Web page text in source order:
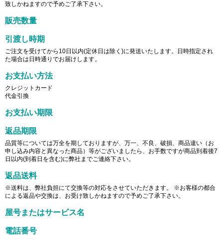
致しかねますので予めご了承下さい。
販売数量
引渡し時期
ご注文を受けてから10日以内(定休日は除く)に発送いたします。日時指定され
た場合は日時通りでお届けします。
お支払い方法
クレジットカード
代金引換
お支払い期限
返品期限
品質等については万全を期しておりますが、万一、不良、破損、商品違い（お
申し込み内容と異なった商品）等がございましたら、お手数ですが商品到着後7
日以内(到着日を含む)に弊社までご連絡下さい。
返品送料
※送料は、弊社負担にて交換等の対応をさせていただきます。 ※お客様の都合
による返品や交換は、お受け致しかねますので予めご了承下さい。
屋号またはサービス名
電話番号